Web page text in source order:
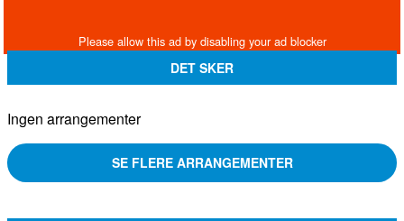
DET SKER
Ingen arrangementer
SE FLERE ARRANGEMENTER